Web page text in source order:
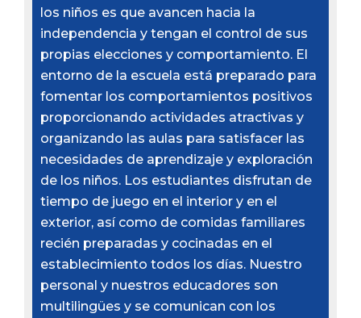
los niños es que avancen hacia la
independencia y tengan el control de sus
propias elecciones y comportamiento. El
entorno de la escuela está preparado para
fomentar los comportamientos positivos
proporcionando actividades atractivas y
organizando las aulas para satisfacer las
necesidades de aprendizaje y exploración
de los niños. Los estudiantes disfrutan de
tiempo de juego en el interior y en el
exterior, así como de comidas familiares
recién preparadas y cocinadas en el
establecimiento todos los días. Nuestro
personal y nuestros educadores son
multilingües y se comunican con los